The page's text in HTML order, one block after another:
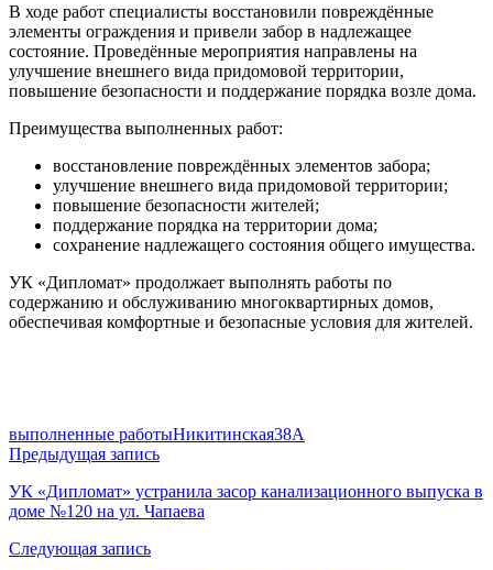
В ходе работ специалисты восстановили повреждённые
элементы ограждения и привели забор в надлежащее
состояние. Проведённые мероприятия направлены на
улучшение внешнего вида придомовой территории,
повышение безопасности и поддержание порядка возле дома.
Преимущества выполненных работ:
восстановление повреждённых элементов забора;
улучшение внешнего вида придомовой территории;
повышение безопасности жителей;
поддержание порядка на территории дома;
сохранение надлежащего состояния общего имущества.
УК «Дипломат» продолжает выполнять работы по
содержанию и обслуживанию многоквартирных домов,
обеспечивая комфортные и безопасные условия для жителей.
выполненные работыНикитинская38А
Навигация
по
записям
Предыдущая запись
УК «Дипломат» устранила засор канализационного выпуска в
доме №120 на ул. Чапаева
Следующая запись